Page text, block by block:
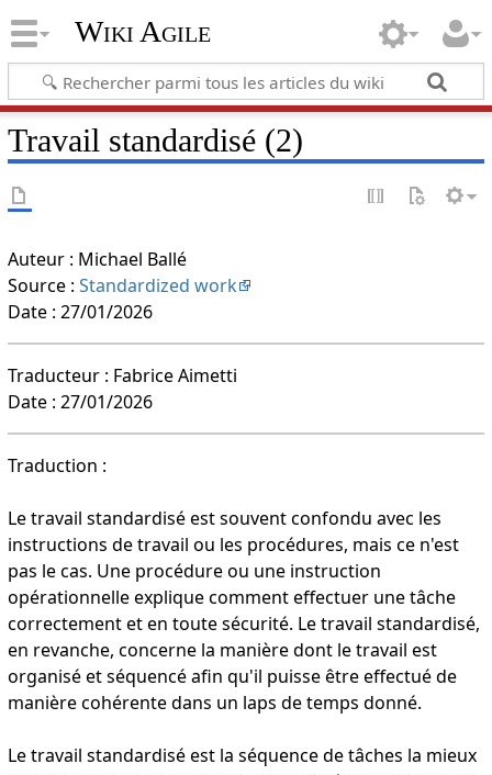
Wiki Agile
Travail standardisé (2)
Auteur : Michael Ballé
Source : Standardized work
Date : 27/01/2026
Traducteur : Fabrice Aimetti
Date : 27/01/2026
Traduction :
Le travail standardisé est souvent confondu avec les
instructions de travail ou les procédures, mais ce n'est
pas le cas. Une procédure ou une instruction
opérationnelle explique comment effectuer une tâche
correctement et en toute sécurité. Le travail standardisé,
en revanche, concerne la manière dont le travail est
organisé et séquencé afin qu'il puisse être effectué de
manière cohérente dans un laps de temps donné.
Le travail standardisé est la séquence de tâches la mieux